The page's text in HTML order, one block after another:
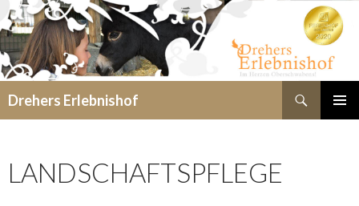
Drehers Erlebnishof
LANDSCHAFTSPFLEGE